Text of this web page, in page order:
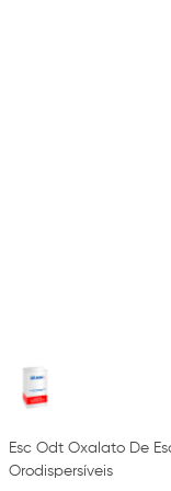
Esc Odt Oxalato De
Orodispersíveis